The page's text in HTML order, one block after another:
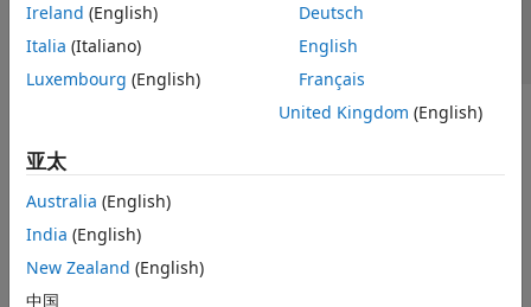
Ireland (English)
Italia (Italiano)
Luxembourg (English)
Deutsch
English
Français
United Kingdom (English)
亚太
Australia (English)
India (English)
New Zealand (English)
中国